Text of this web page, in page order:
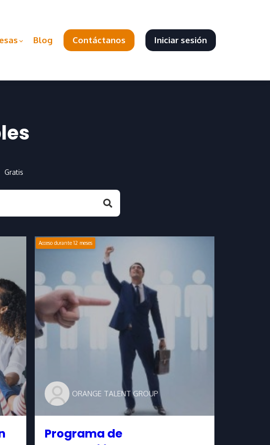
Blog Contáctanos Iniciar sesión
Gratis
ORANGE TALENT GROUP
Acceso durante 12 meses
Programa de